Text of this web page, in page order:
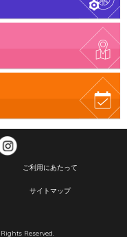
ご利用にあたって
サイトマップ
Reserved.